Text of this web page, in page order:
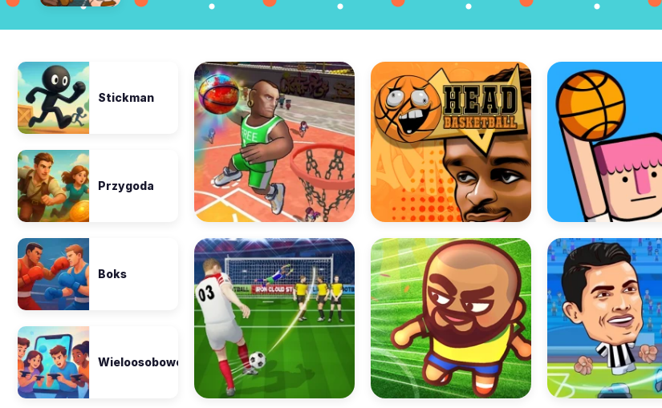
Stickman
Przygoda
Boks
Wieloosobowe